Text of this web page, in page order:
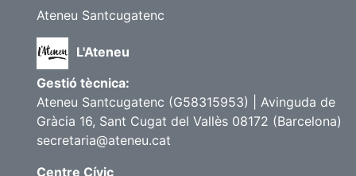
Ateneu Santcugatenc
L'Ateneu
Gestió tècnica:
Ateneu Santcugatenc (G58315953) | Avinguda de
Gràcia 16, Sant Cugat del Vallès 08172 (Barcelona)
secretaria@ateneu.cat
Centre Cívic